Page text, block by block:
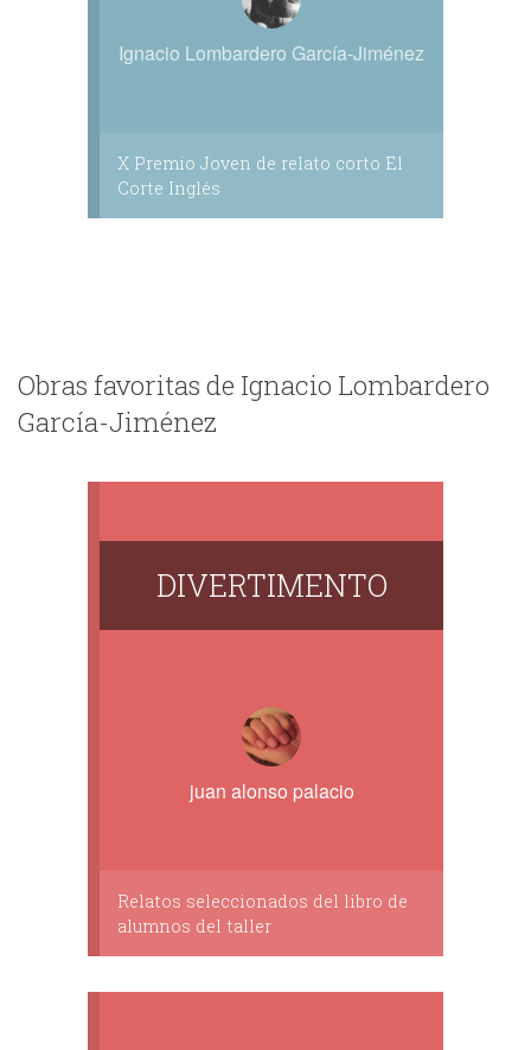
Ignacio Lombardero García-Jiménez
X Premio Joven de relato corto El
Corte Inglés
Obras favoritas de Ignacio Lombardero
García-Jiménez
DIVERTIMENTO
juan alonso palacio
Relatos seleccionados del libro de
alumnos del taller